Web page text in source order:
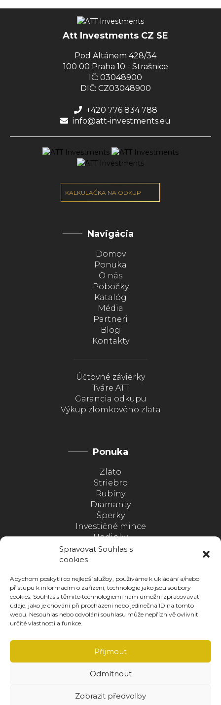
Spravovat Souhlas s
cookies
Abychom poskytli co nejlepší služby, používáme k ukládání a/nebo
přístupu k informacím o zařízení, technologie jako jsou soubory
cookies. Souhlas s těmito technologiemi nám umožní zpracovávat
údaje, jako je chování při procházení nebo jedinečná ID na tomto
webu. Nesouhlas nebo odvolání souhlasu může nepříznivě ovlivnit
určité vlastnosti a funkce.
Příjmout
Odmítnout
Zobrazit předvolby
Att Investments CZ SE
Pod Altánem 428/34
100 00 Praha 10 - Strašnice
IČ: 03048900
DIČ: CZ03048900
+420 776 834 788
info@att-investments.eu
KALKULAČKA NA ODKUP
Navigácia
Domov
Ponuka
O nás
Pobočky
Katalóg
Média
Partneri
Blog
Kontakty
Účtovné závierky
Tváre ATT
Garancia odkupu
Výkup zlomkového zlata
Ponuka
Zlato
Striebro
Rubíny
Diamanty
Šperky
Investičné mince
Hodinky
Medaile
Postupný nákup kovov
SLEDUJTE NÁS
Sťahujte ZDARMA našu novú aplikáciu